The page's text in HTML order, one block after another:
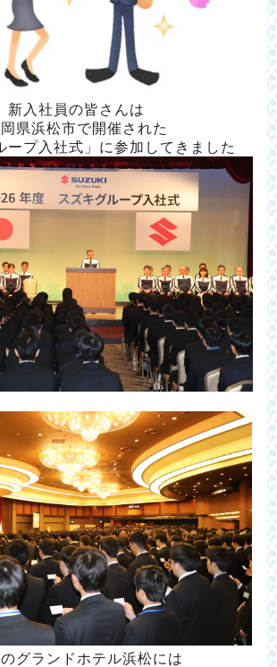
新入社員の皆さんは
県浜松市で開催された
ープ入社式」に参加してきました
グランドホテル浜松には